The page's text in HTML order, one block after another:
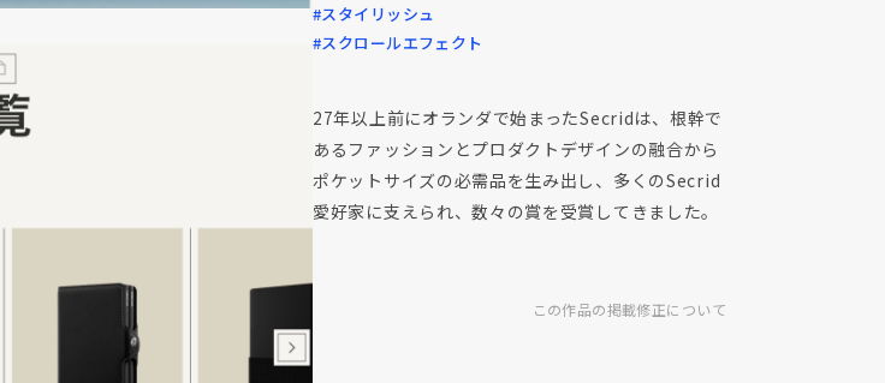
#スタイリッシュ
#スクロールエフェクト
27年以上前にオランダで始まったSecridは、根幹で
あるファッションとプロダクトデザインの融合から
ポケットサイズの必需品を生み出し、多くのSecrid
愛好家に支えられ、数々の賞を受賞してきました。
この作品の掲載修正について